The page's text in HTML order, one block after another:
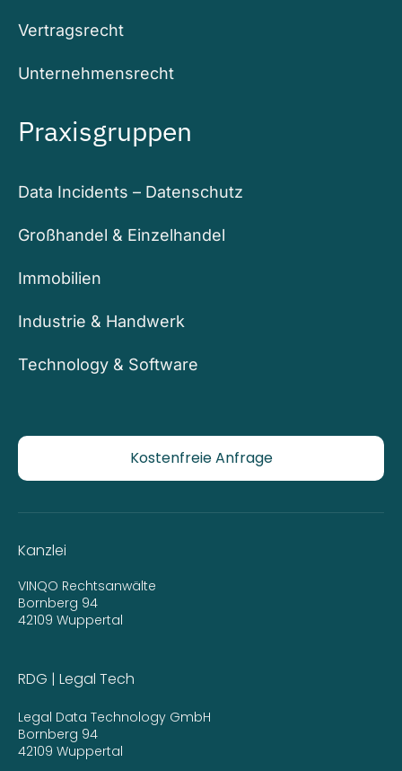
Vertragsrecht
Unternehmensrecht
Praxisgruppen
Data Incidents – Datenschutz
Großhandel & Einzelhandel
Immobilien
Industrie & Handwerk
Technology & Software
Kostenfreie Anfrage
Kanzlei
VINQO Rechtsanwälte
Bornberg 94
42109 Wuppertal
RDG | Legal Tech
Legal Data Technology GmbH
Bornberg 94
42109 Wuppertal